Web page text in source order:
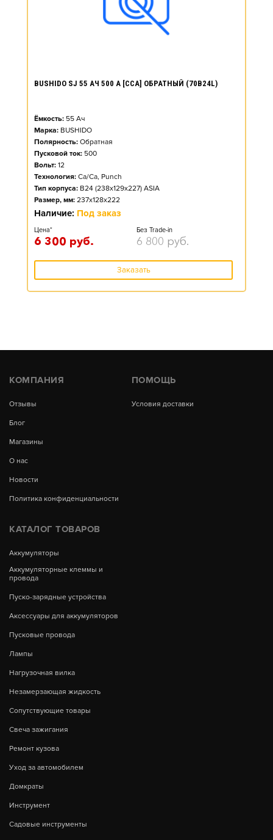
BUSHIDO SJ 55 АЧ 500 А [CCA] ОБРАТНЫЙ (70B24L)
Ёмкость: 55 Ач
Марка: BUSHIDO
Полярность: Обратная
Пусковой ток: 500
Вольт: 12
Технология: Ca/Ca, Punch
Тип корпуса: B24 (238x129x227) ASIA
Размер, мм: 237x128x222
Наличие: Под заказ
Цена*
6 300 руб.
Без Trade-in
6 800 руб.
Заказать
КОМПАНИЯ
Отзывы
Блог
Магазины
О нас
Новости
Политика конфиденциальности
ПОМОЩЬ
Условия доставки
КАТАЛОГ ТОВАРОВ
Аккумуляторы
Аккумуляторные клеммы и
провода
Пуско-зарядные устройства
Аксессуары для аккумуляторов
Пусковые провода
Лампы
Нагрузочная вилка
Незамерзающая жидкость
Сопутствующие товары
Свеча зажигания
Ремонт кузова
Уход за автомобилем
Домкраты
Инструмент
Садовые инструменты